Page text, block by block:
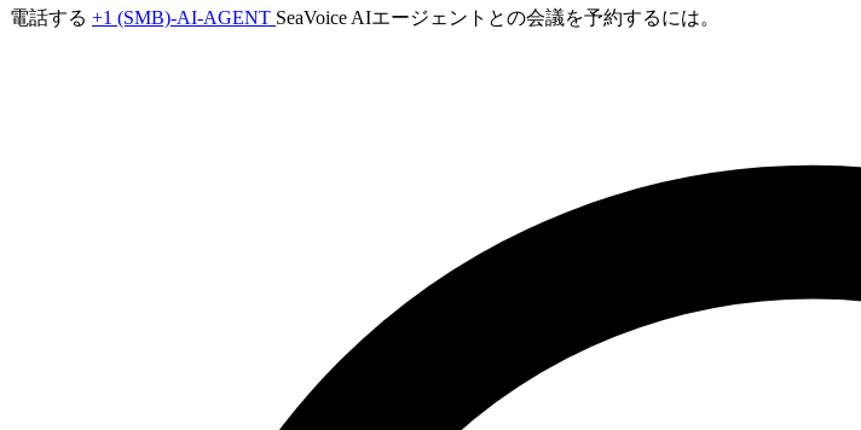
電話する +1 (SMB)-AI-AGENT SeaVoice AIエージェントとの会議を予約するには。